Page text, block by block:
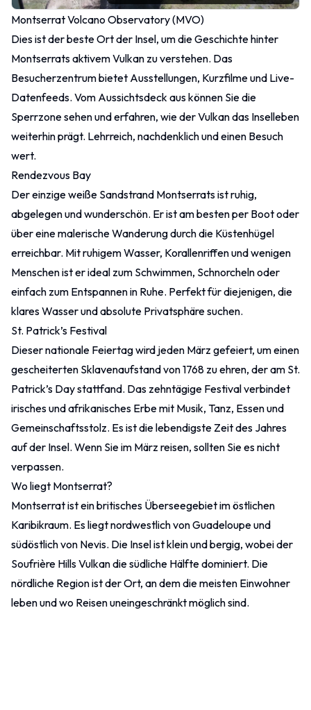
Montserrat Volcano Observatory (MVO)
Dies ist der beste Ort der Insel, um die Geschichte hinter
Montserrats aktivem Vulkan zu verstehen. Das
Besucherzentrum bietet Ausstellungen, Kurzfilme und Live-
Datenfeeds. Vom Aussichtsdeck aus können Sie die
Sperrzone sehen und erfahren, wie der Vulkan das Inselleben
weiterhin prägt. Lehrreich, nachdenklich und einen Besuch
wert.
Rendezvous Bay
Der einzige weiße Sandstrand Montserrats ist ruhig,
abgelegen und wunderschön. Er ist am besten per Boot oder
über eine malerische Wanderung durch die Küstenhügel
erreichbar. Mit ruhigem Wasser, Korallenriffen und wenigen
Menschen ist er ideal zum Schwimmen, Schnorcheln oder
einfach zum Entspannen in Ruhe. Perfekt für diejenigen, die
klares Wasser und absolute Privatsphäre suchen.
St. Patrick’s Festival
Dieser nationale Feiertag wird jeden März gefeiert, um einen
gescheiterten Sklavenaufstand von 1768 zu ehren, der am St.
Patrick’s Day stattfand. Das zehntägige Festival verbindet
irisches und afrikanisches Erbe mit Musik, Tanz, Essen und
Gemeinschaftsstolz. Es ist die lebendigste Zeit des Jahres
auf der Insel. Wenn Sie im März reisen, sollten Sie es nicht
verpassen.
Wo liegt Montserrat?
Montserrat ist ein britisches Überseegebiet im östlichen
Karibikraum. Es liegt nordwestlich vonGuadeloupeund
südöstlich von Nevis. Die Insel ist klein und bergig, wobei der
Soufrière Hills Vulkan die südliche Hälfte dominiert. Die
nördliche Region ist der Ort, an dem die meisten Einwohner
leben und wo Reisen uneingeschränkt möglich sind.